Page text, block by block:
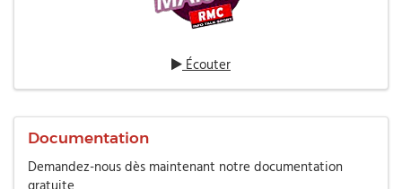
Écouter
Documentation
Demandez-nous dès maintenant notre documentation